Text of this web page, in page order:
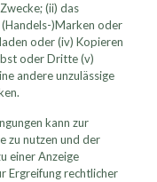
(ii) das
)Marken oder
oder (iv) Kopieren
oder Dritte (v)
andere unzulässige
kann zur
zu nutzen und der
einer Anzeige
Ergreifung rechtlicher